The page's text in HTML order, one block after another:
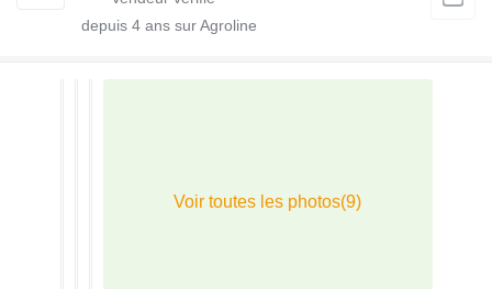
depuis 4 ans sur Agroline